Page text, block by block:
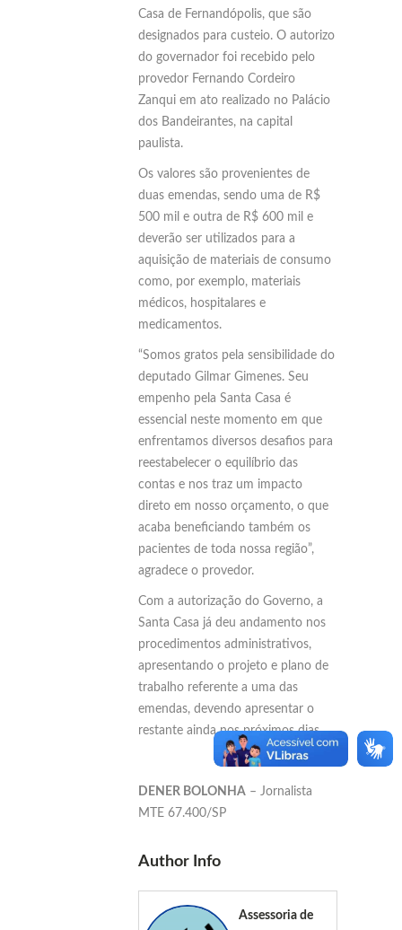
Casa de Fernandópolis, que são
designados para custeio. O autorizo
do governador foi recebido pelo
provedor Fernando Cordeiro
Zanqui em ato realizado no Palácio
dos Bandeirantes, na capital
paulista.
Os valores são provenientes de
duas emendas, sendo uma de R$
500 mil e outra de R$ 600 mil e
deverão ser utilizados para a
aquisição de materiais de consumo
como, por exemplo, materiais
médicos, hospitalares e
medicamentos.
“Somos gratos pela sensibilidade do
deputado Gilmar Gimenes. Seu
empenho pela Santa Casa é
essencial neste momento em que
enfrentamos diversos desafios para
reestabelecer o equilíbrio das
contas e nos traz um impacto
direto em nosso orçamento, o que
acaba beneficiando também os
pacientes de toda nossa região”,
agradece o provedor.
Com a autorização do Governo, a
Santa Casa já deu andamento nos
procedimentos administrativos,
apresentando o projeto e plano de
trabalho referente a uma das
emendas, devendo apresentar o
restante ainda nos próximos dias.
DENER BOLONHA – Jornalista
MTE 67.400/SP
Author Info
Assessoria de